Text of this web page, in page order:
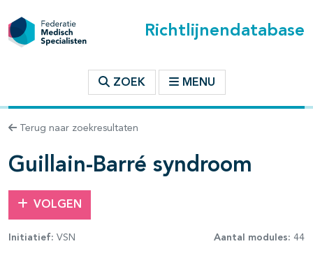
Richtlijnendatabase
ZOEK MENU
Terug naar zoekresultaten
Guillain-Barré syndroom
VOLGEN
Initiatief: VSN Aantal modules: 44
binnen deze richtlijn